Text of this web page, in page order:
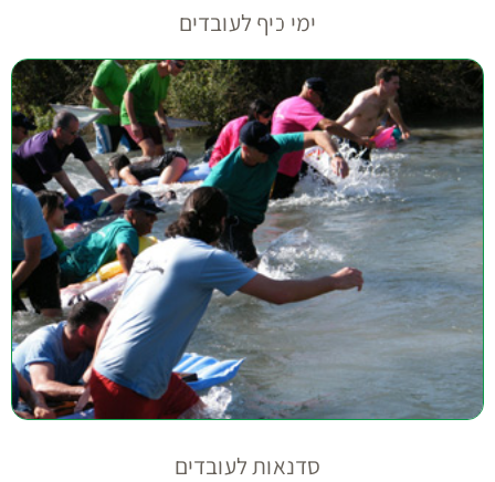
ימי כיף לעובדים
סדנאות לעובדים